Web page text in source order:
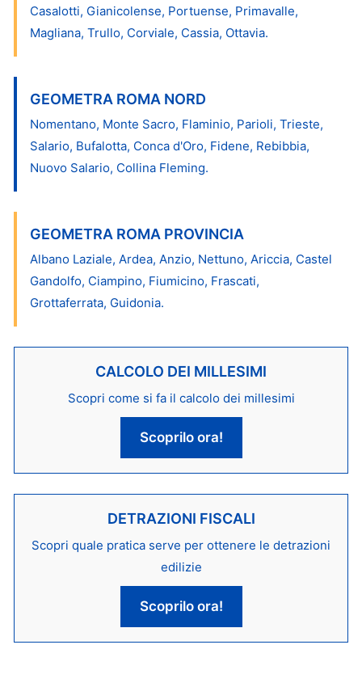
Casalotti, Gianicolense, Portuense, Primavalle,
Magliana, Trullo, Corviale, Cassia, Ottavia.
GEOMETRA ROMA NORD
Nomentano, Monte Sacro, Flaminio, Parioli, Trieste,
Salario, Bufalotta, Conca d'Oro, Fidene, Rebibbia,
Nuovo Salario, Collina Fleming.
GEOMETRA ROMA PROVINCIA
Albano Laziale, Ardea, Anzio, Nettuno, Ariccia, Castel
Gandolfo, Ciampino, Fiumicino, Frascati,
Grottaferrata, Guidonia.
CALCOLO DEI MILLESIMI
Scopri come si fa il calcolo dei millesimi
Scoprilo ora!
DETRAZIONI FISCALI
Scopri quale pratica serve per ottenere le detrazioni
edilizie
Scoprilo ora!